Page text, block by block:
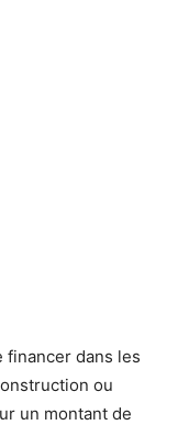
financer dans les
ou
un montant de